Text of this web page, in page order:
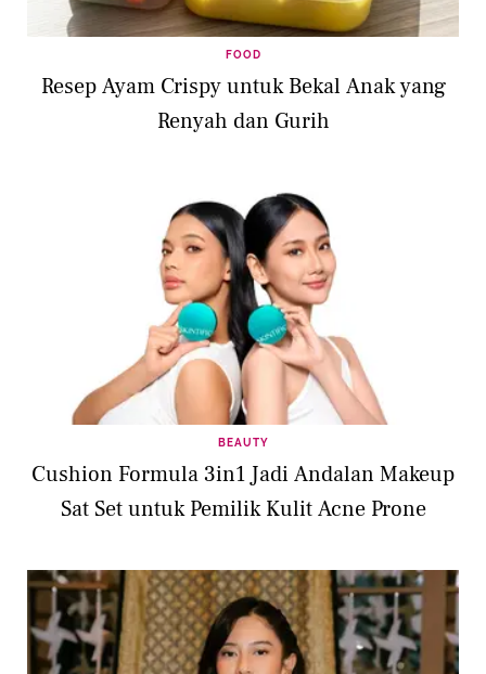
FOOD
Resep Ayam Crispy untuk Bekal Anak yang
Renyah dan Gurih
BEAUTY
Cushion Formula 3in1 Jadi Andalan Makeup
Sat Set untuk Pemilik Kulit Acne Prone